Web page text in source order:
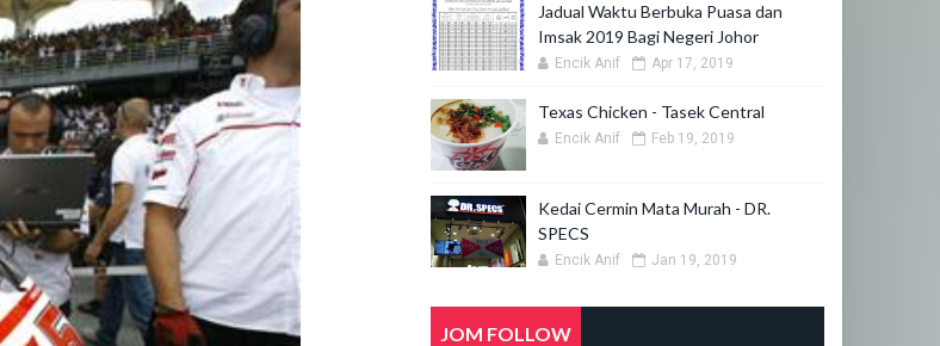
Jadual Waktu Berbuka Puasa dan
Imsak 2019 Bagi Negeri Johor
Encik Anif Apr 17, 2019
Texas Chicken - Tasek Central
Encik Anif Feb 19, 2019
Kedai Cermin Mata Murah - DR.
SPECS
Encik Anif Jan 19, 2019
JOM FOLLOW